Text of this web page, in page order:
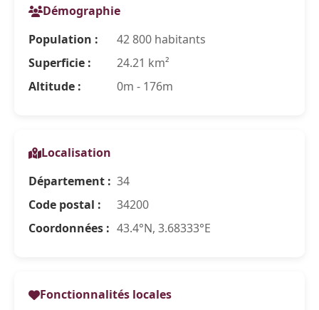
Démographie
Population :
42 800 habitants
Superficie :
24.21 km²
Altitude :
0m - 176m
Localisation
Département : 34
Code postal :
34200
Coordonnées : 43.4°N, 3.68333°E
Fonctionnalités locales